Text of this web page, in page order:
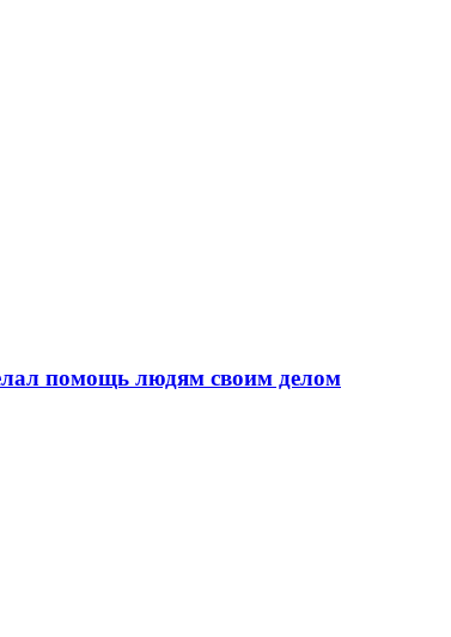
помощь людям своим делом